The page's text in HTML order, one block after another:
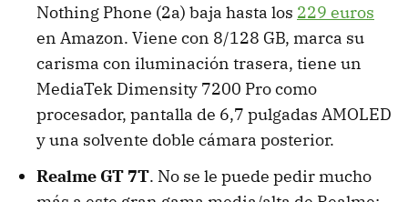
Nothing Phone (2a) baja hasta los 229 euros
en Amazon. Viene con 8/128 GB, marca su
carisma con iluminación trasera, tiene un
MediaTek Dimensity 7200 Pro como
procesador, pantalla de 6,7 pulgadas AMOLED
y una solvente doble cámara posterior.
Realme GT 7T. No se le puede pedir mucho